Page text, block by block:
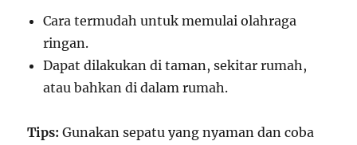
Cara termudah untuk memulai olahraga
ringan.
Dapat dilakukan di taman, sekitar rumah,
atau bahkan di dalam rumah.
Tips: Gunakan sepatu yang nyaman dan coba